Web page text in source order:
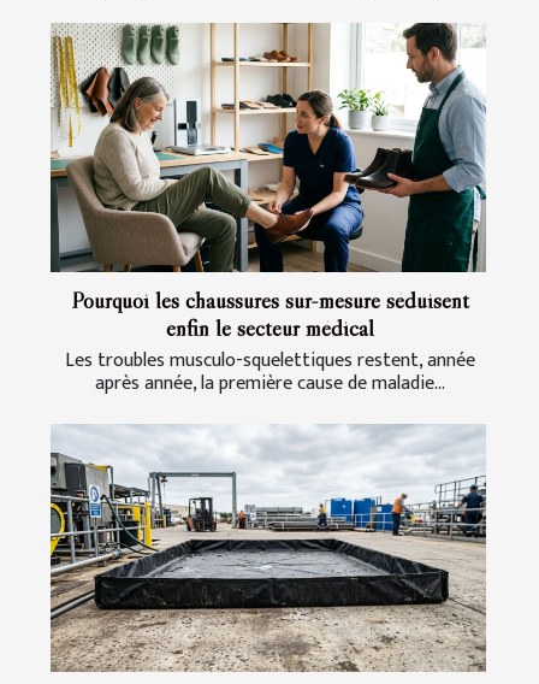
Pourquoi les chaussures sur-mesure séduisent
enfin le secteur médical
Les troubles musculo-squelettiques restent, année
après année, la première cause de maladie...